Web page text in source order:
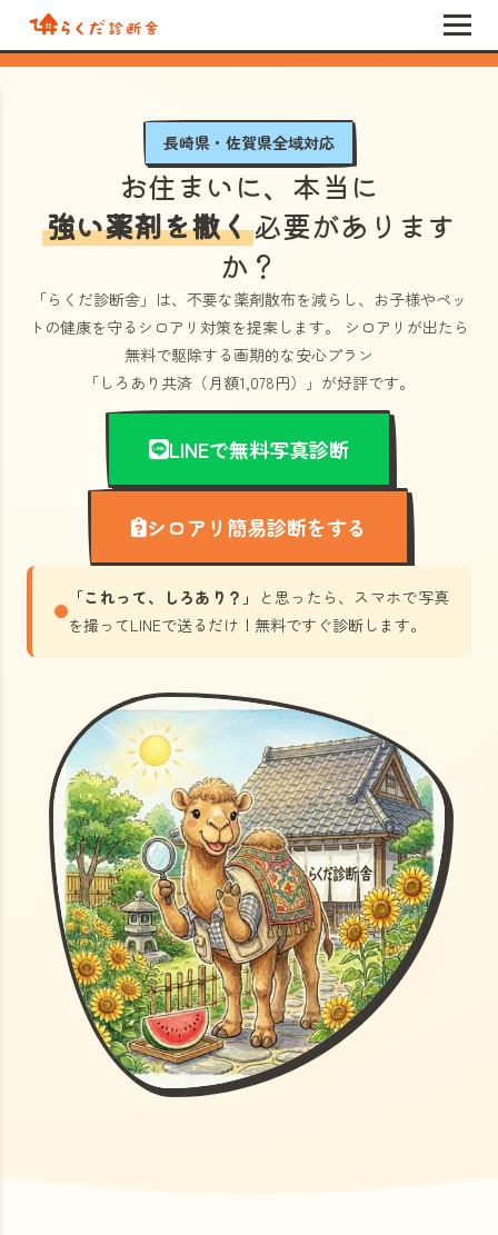
長崎県・佐賀県全域対応
お住まいに、本当に
強い薬剤を撒く必要があります
か？
「らくだ診断舎」 は、不要な薬剤散布を減らし、お子様やペッ
トの健康を守るシロアリ対策を提案します。 シロアリが出たら
無料で駆除する画期的な安心プラン
「しろあり共済（月額1,078円）」 が好評です。
LINEで無料写真診断
シロアリ簡易診断をする
「これって、しろあり？」
と思ったら、スマホで写真
を撮ってLINEで送るだけ！無料ですぐ診断します。